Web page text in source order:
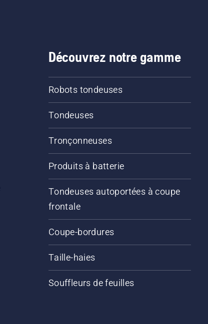
Découvrez notre gamme
Robots tondeuses
Tondeuses
Tronçonneuses
Produits à batterie
Tondeuses autoportées à coupe
frontale
Coupe-bordures
Taille-haies
Souffleurs de feuilles